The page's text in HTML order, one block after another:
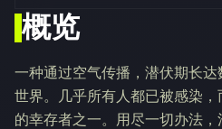
概览
一种通过空气传播，潜伏期长
世界。几乎所有人都已被感染
的幸存者之一。用尽一切办法